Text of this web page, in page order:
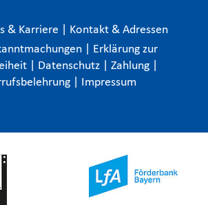
& Karriere
Kontakt & Adressen
Erklärung zur
Datenschutz Zahlung
Impressum